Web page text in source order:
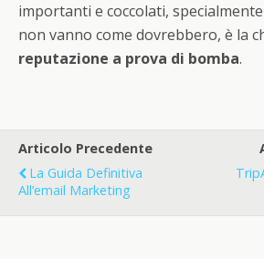
importanti e coccolati,
non vanno come dovrebbero, è la
reputazione a prova di bomba.
Articolo Precedente
La Guida Definitiva
All’email Marketing